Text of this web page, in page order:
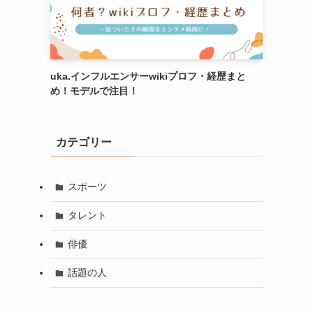
uka.インフルエンサーwikiプロフ・経歴まと
め！モデルで注目！
カテゴリー
スポーツ
タレント
俳優
話題の人